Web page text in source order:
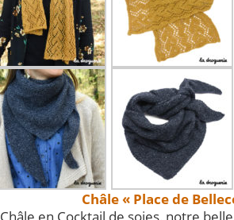
Châle « Place de
Châle en Cocktail de soies, notre